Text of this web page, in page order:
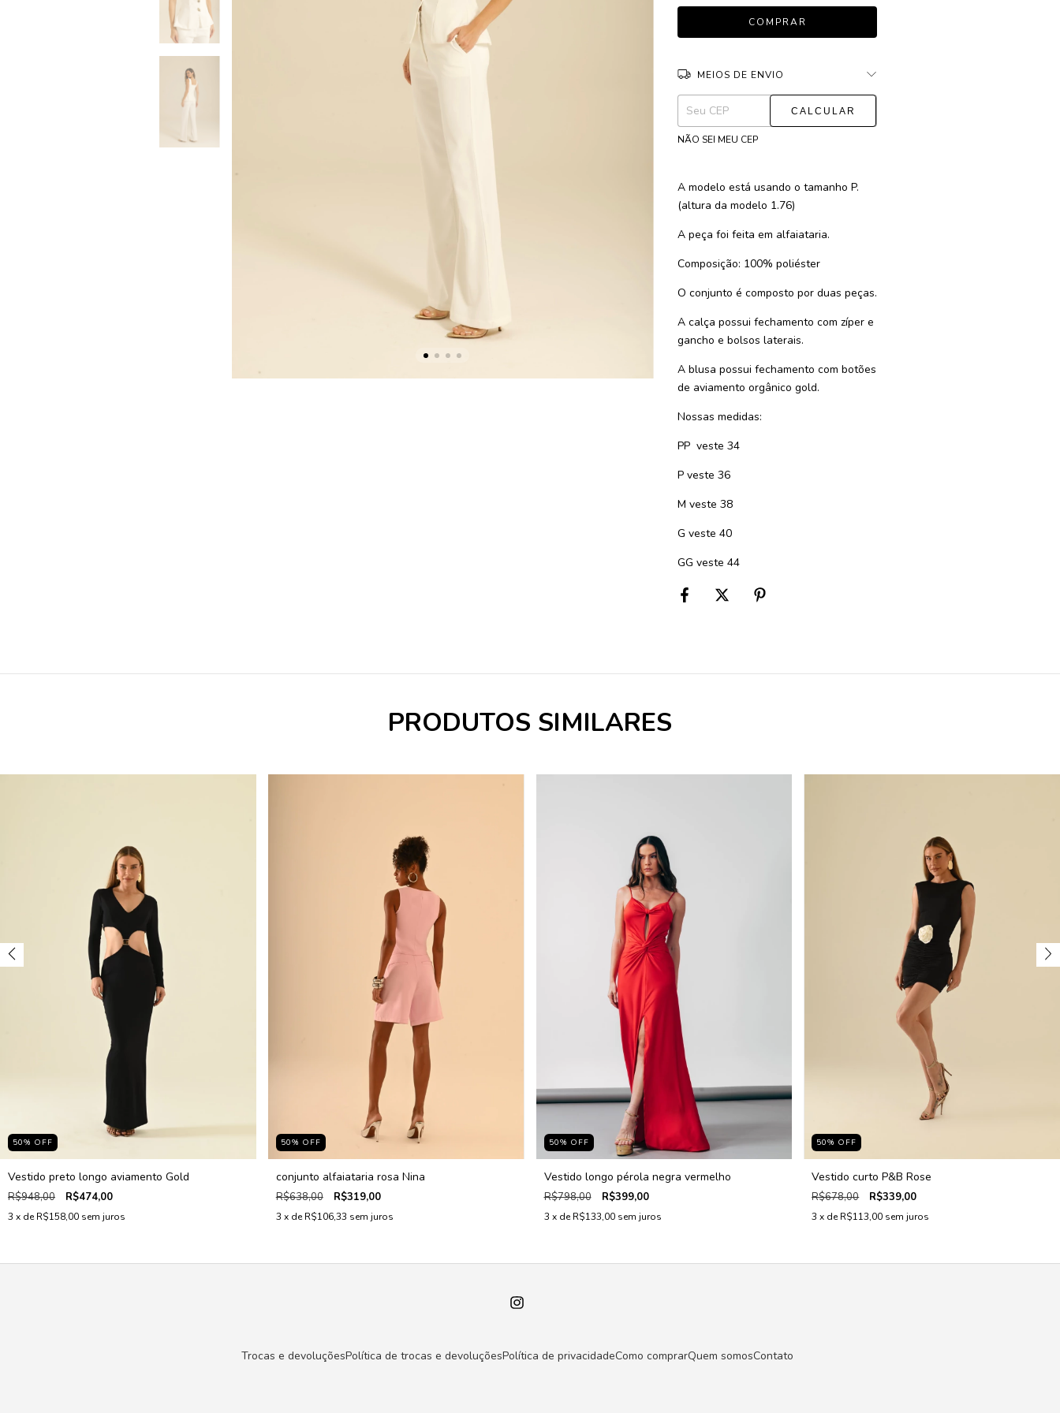
MEIOS DE ENVIO
Entregas para o CEP:
ALTERAR CEP
NÃO SEI MEU CEP
A modelo está usando o tamanho P.
(altura da modelo 1.76)
A peça foi feita em alfaiataria.
Composição: 100% poliéster
O conjunto é composto por duas peças.
A calça possui fechamento com zíper e
gancho e bolsos laterais.
A blusa possui fechamento com botões
de aviamento orgânico gold.
Nossas medidas:
PP veste 34
P veste 36
M veste 38
G veste 40
GG veste 44
PRODUTOS SIMILARES
50% OFF
Vestido preto longo aviamento Gold
R$948,00 R$474,00
3 x deR$158,00 sem juros
50% OFF
conjunto alfaiataria rosa Nina
R$638,00 R$319,00
3 x deR$106,33 sem juros
50% OFF
Vestido longo pérola negra vermelho
R$798,00 R$399,00
3 x deR$133,00 sem juros
50% OFF
Vestido curto P&B Rose
R$678,00 R$339,00
3 x deR$113,00 sem juros
Trocas e devoluçõesPolítica de trocas e devoluçõesPolítica de privacidadeComo comprarQuem somosContato